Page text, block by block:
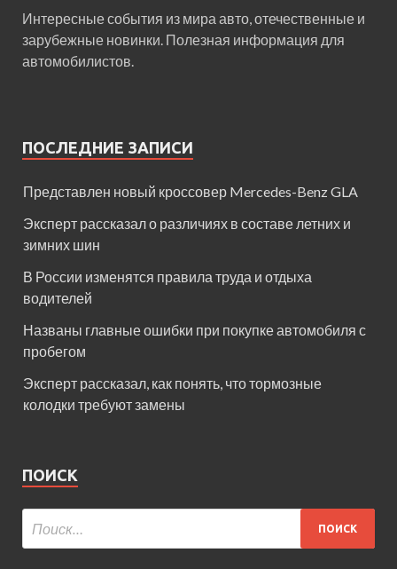
Интересные события из мира авто, отечественные и
зарубежные новинки. Полезная информация для
автомобилистов.
ПОСЛЕДНИЕ ЗАПИСИ
Представлен новый кроссовер Mercedes-Benz GLA
Эксперт рассказал о различиях в составе летних и
зимних шин
В России изменятся правила труда и отдыха
водителей
Названы главные ошибки при покупке автомобиля с
пробегом
Эксперт рассказал, как понять, что тормозные
колодки требуют замены
ПОИСК